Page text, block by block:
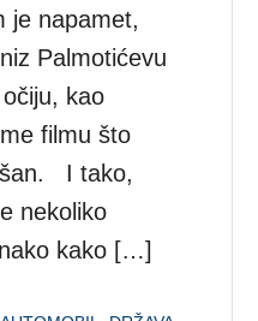
je napamet,
Palmotićevu
kao
filmu što
I tako,
nekoliko
kako […]